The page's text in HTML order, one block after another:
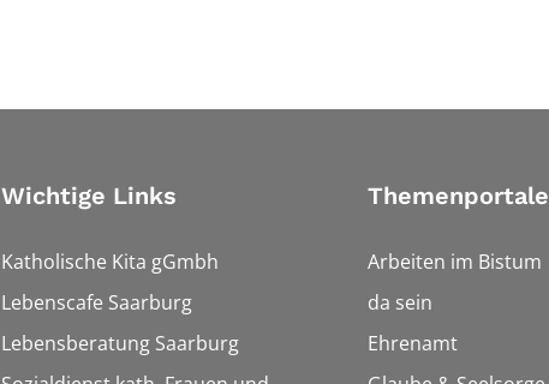
Wichtige Links
Katholische Kita gGmbh
Lebenscafe Saarburg
Lebensberatung Saarburg
Themenportale
Arbeiten im Bistum
da sein
Ehrenamt